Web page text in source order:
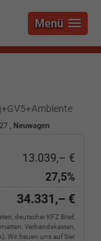
Menü
, Neuwagen
13.039,– €
27,5%
34.331,– €
deutscher KFZ Brief,
Verbandskasten,
Wir freuen uns auf Sie!